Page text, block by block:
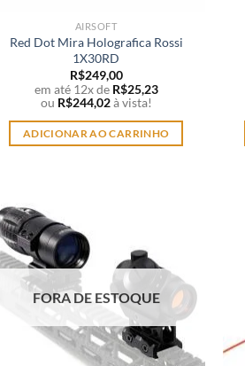
AIRSOFT
Red Dot Mira Holografica Rossi
1X30RD
R$249,00
em até 12x de R$25,23
ou R$244,02à vista!
ADICIONAR AO CARRINHO
FORA DE ESTOQUE